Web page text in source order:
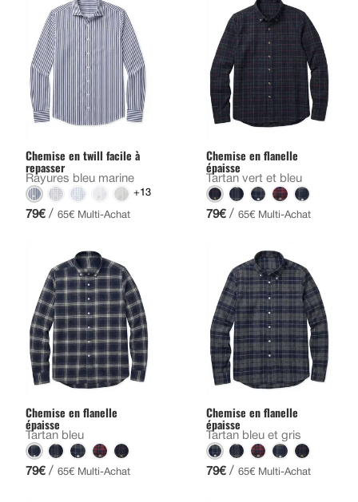
Chemise en twill facile à
repasser
Rayures bleu marine
+13
79€ / 65€ Multi-Achat
Chemise en flanelle
épaisse
Tartan vert et bleu
79€ / 65€ Multi-Achat
Chemise en flanelle
épaisse
Tartan bleu
79€ / 65€ Multi-Achat
Chemise en flanelle
épaisse
Tartan bleu et gris
79€ / 65€ Multi-Achat